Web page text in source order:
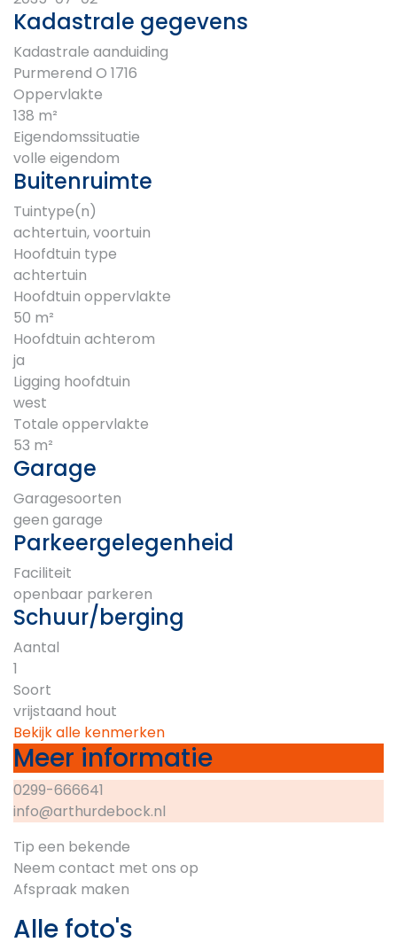
Kadastrale gegevens
Kadastrale aanduiding
Purmerend O 1716
Oppervlakte
138 m²
Eigendomssituatie
volle eigendom
Buitenruimte
Tuintype(n)
achtertuin, voortuin
Hoofdtuin type
achtertuin
Hoofdtuin oppervlakte
50 m²
Hoofdtuin achterom
ja
Ligging hoofdtuin
west
Totale oppervlakte
53 m²
Garage
Garagesoorten
geen garage
Parkeergelegenheid
Faciliteit
openbaar parkeren
Schuur/berging
Aantal
1
Soort
vrijstaand hout
Bekijk alle kenmerken
Meer informatie
0299-666641
info@arthurdebock.nl
Tip een bekende
Neem contact met ons op
Afspraak maken
Alle foto's